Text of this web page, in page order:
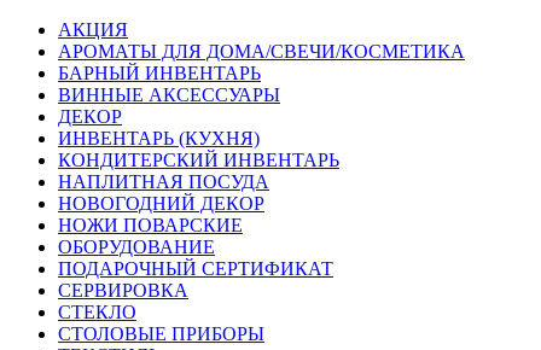
АКЦИЯ
АРОМАТЫ ДЛЯ ДОМА/СВЕЧИ/КОСМЕТИКА
БАРНЫЙ ИНВЕНТАРЬ
ВИННЫЕ АКСЕССУАРЫ
ДЕКОР
ИНВЕНТАРЬ (КУХНЯ)
КОНДИТЕРСКИЙ ИНВЕНТАРЬ
НАПЛИТНАЯ ПОСУДА
НОВОГОДНИЙ ДЕКОР
НОЖИ ПОВАРСКИЕ
ОБОРУДОВАНИЕ
ПОДАРОЧНЫЙ СЕРТИФИКАТ
СЕРВИРОВКА
СТЕКЛО
СТОЛОВЫЕ ПРИБОРЫ